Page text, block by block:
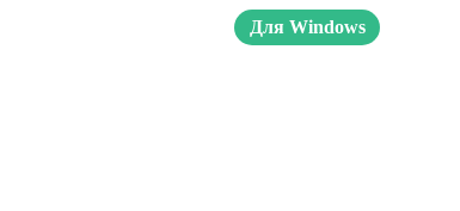
Для Windows